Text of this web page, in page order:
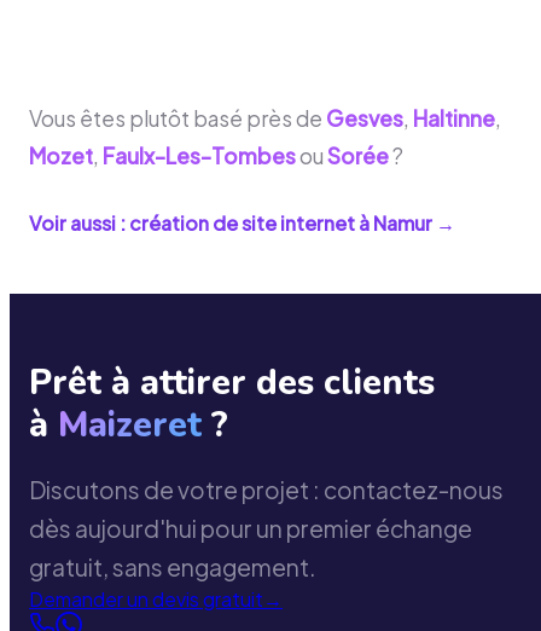
Vous êtes plutôt basé près de Gesves, Haltinne,
Mozet, Faulx-Les-TombesouSorée?
Voir aussi : création de site internet àNamur →
Prêt à attirer des clients
à Maizeret ?
Discutons de votre projet : contactez-nous
dès aujourd'hui pour un premier échange
gratuit, sans engagement.
Demander un devis gratuit→